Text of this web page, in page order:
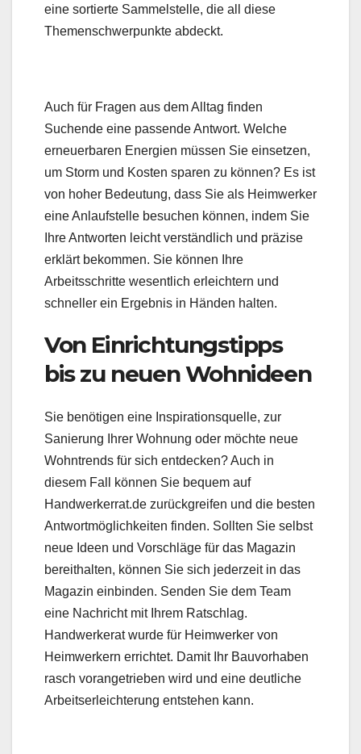
eine sortierte Sammelstelle, die all diese
Themenschwerpunkte abdeckt.
Auch für Fragen aus dem Alltag finden
Suchende eine passende Antwort. Welche
erneuerbaren Energien müssen Sie einsetzen,
um Storm und Kosten sparen zu können? Es ist
von hoher Bedeutung, dass Sie als Heimwerker
eine Anlaufstelle besuchen können, indem Sie
Ihre Antworten leicht verständlich und präzise
erklärt bekommen. Sie können Ihre
Arbeitsschritte wesentlich erleichtern und
schneller ein Ergebnis in Händen halten.
Von Einrichtungstipps
bis zu neuen Wohnideen
Sie benötigen eine Inspirationsquelle, zur
Sanierung Ihrer Wohnung oder möchte neue
Wohntrends für sich entdecken? Auch in
diesem Fall können Sie bequem auf
Handwerkerrat.de zurückgreifen und die besten
Antwortmöglichkeiten finden. Sollten Sie selbst
neue Ideen und Vorschläge für das Magazin
bereithalten, können Sie sich jederzeit in das
Magazin einbinden. Senden Sie dem Team
eine Nachricht mit Ihrem Ratschlag.
Handwerkerat wurde für Heimwerker von
Heimwerkern errichtet. Damit Ihr Bauvorhaben
rasch vorangetrieben wird und eine deutliche
Arbeitserleichterung entstehen kann.